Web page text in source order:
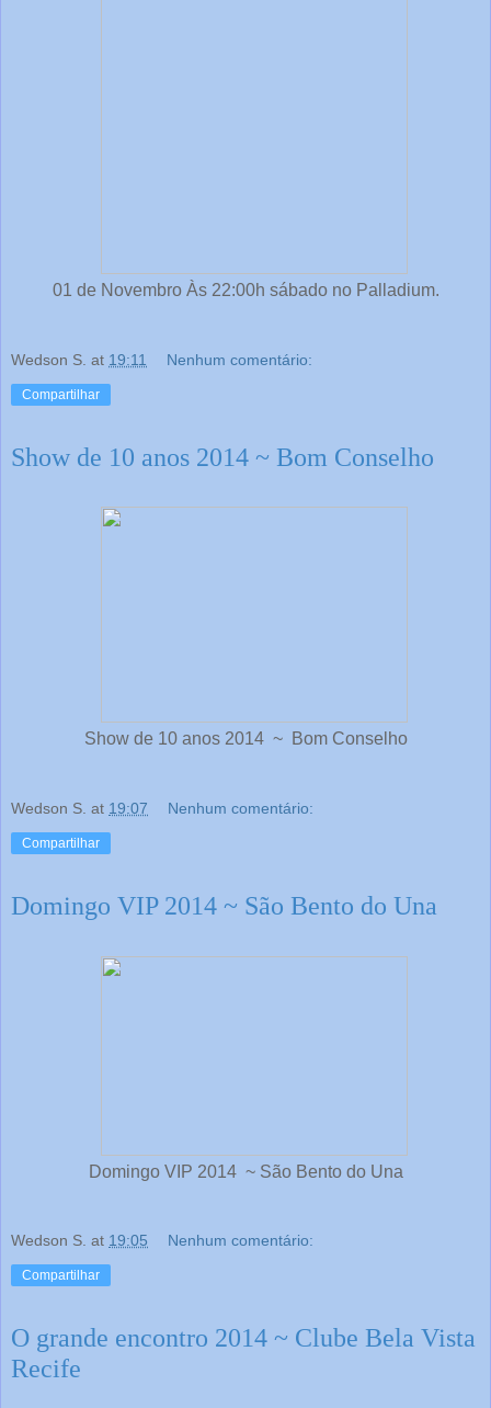
01 de Novembro Às 22:00h sábado no Palladium.
Wedson S. at 19:11 Nenhum comentário:
Compartilhar
Show de 10 anos 2014 ~ Bom Conselho
Show de 10 anos 2014 ~ Bom Conselho
Wedson S. at 19:07 Nenhum comentário:
Compartilhar
Domingo VIP 2014 ~ São Bento do Una
Domingo VIP 2014 ~ São Bento do Una
Wedson S. at 19:05 Nenhum comentário:
Compartilhar
O grande encontro 2014 ~ Clube Bela Vista
Recife